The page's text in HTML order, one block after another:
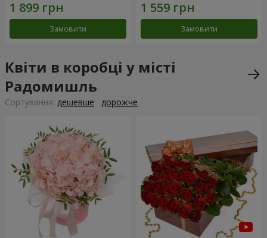
Замовити Замовити
Квіти в коробці у місті
Радомишль
Сортування: дешевше дорожче